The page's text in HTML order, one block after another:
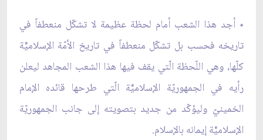
٭ أجد هذا الشعب أمام لحظة عظيمة لا تشكّل منعطفاً في
تاريخه فحسب بل تشكّل منعطفاً في تاريخ الأمّة الإسلاميّّة
كلّها، وهي اللّحظة الّتي يقف فيها هذا الشعب المجاهد ليعلن
رأيه في الجمهوريّة الإسلاميّّة الّتي طرحها قائده الإمام
الخمينيّ وليؤكّد من جديد بتصويته إلى جانب الجمهوريّة
الإسلاميّّة إيمانه بالإسلام.